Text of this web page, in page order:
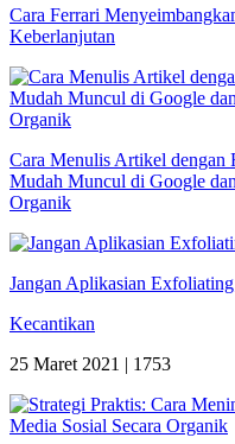
Cara Ferrari
Keberlanjutan
Cara Menulis Artikel dengan
Mudah Muncul di Google
Organik
Jangan Aplikasian
Kecantikan
25 Maret 2021 | 1753